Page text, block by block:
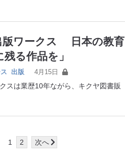
版ワークス 日本の教育
る作品を」
出版 4月15日
は業歴10年ながら、キクヤ図書販
1 2 次へ